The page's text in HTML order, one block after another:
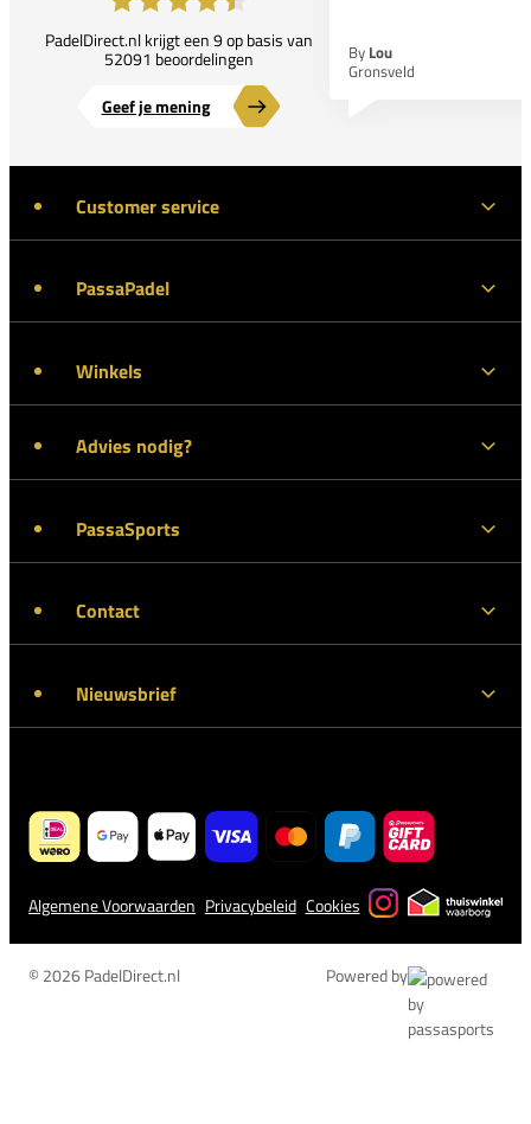
PadelDirect.nl krijgt een 9 op basis van
52091 beoordelingen
Geef je mening
By Lou
Gronsveld
Customer service
PassaPadel
Winkels
Advies nodig?
PassaSports
Contact
Nieuwsbrief
Algemene Voorwaarden Privacybeleid Cookies
© 2026 PadelDirect.nl Powered by